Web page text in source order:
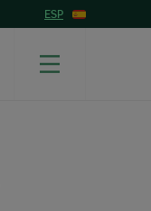
ESP